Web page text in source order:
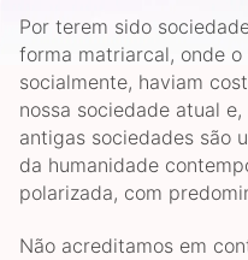
Por terem sido
forma matriarcal, onde
socialmente, haviam
nossa sociedade atual
antigas sociedades são
da humanidade
polarizada, com
Não acreditamos em